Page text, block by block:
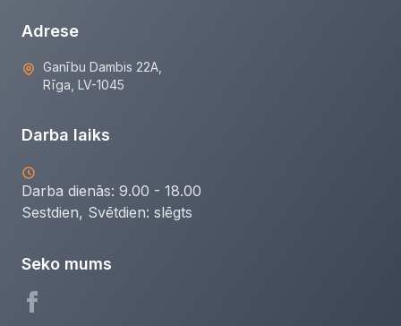
Adrese
Ganību Dambis 22A,
Rīga, LV-1045
Darba laiks
Darba dienās: 9.00 - 18.00
Sestdien, Svētdien: slēgts
Seko mums